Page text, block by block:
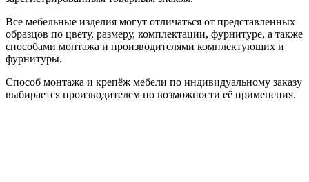
Все мебельные изделия могут отличаться от представленных
образцов по цвету, размеру, комплектации, фурнитуре, а также
способами монтажа и производителями комплектующих и
фурнитуры.
Способ монтажа и крепёж мебели по индивидуальному заказу
выбирается производителем по возможности её применения.